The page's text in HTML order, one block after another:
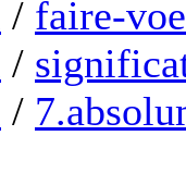
/ faire-
/
/